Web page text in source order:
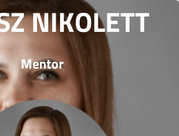
NIKOLETT
Mentor